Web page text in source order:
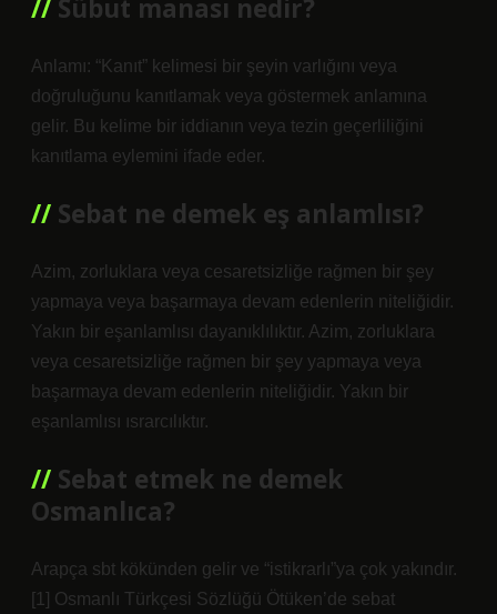
Sübut manası nedir?
Anlamı: “Kanıt” kelimesi bir şeyin varlığını veya
doğruluğunu kanıtlamak veya göstermek anlamına
gelir. Bu kelime bir iddianın veya tezin geçerliliğini
kanıtlama eylemini ifade eder.
Sebat ne demek eş anlamlısı?
Azim, zorluklara veya cesaretsizliğe rağmen bir şey
yapmaya veya başarmaya devam edenlerin niteliğidir.
Yakın bir eşanlamlısı dayanıklılıktır. Azim, zorluklara
veya cesaretsizliğe rağmen bir şey yapmaya veya
başarmaya devam edenlerin niteliğidir. Yakın bir
eşanlamlısı ısrarcılıktır.
Sebat etmek ne demek
Osmanlıca?
Arapça sbt kökünden gelir ve “istikrarlı”ya çok yakındır.
[1] Osmanlı Türkçesi Sözlüğü Ötüken’de sebat